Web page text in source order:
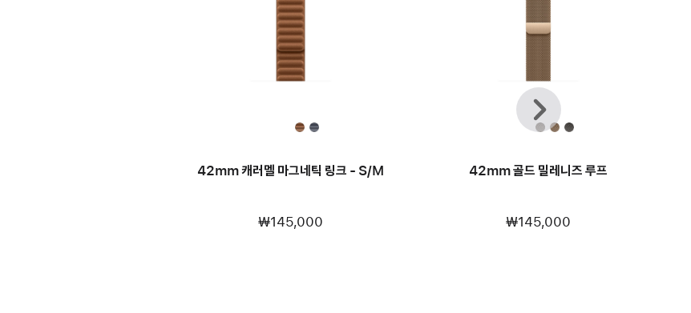
42mm 캐러멜 마그네틱 링크 - S/M
₩145,000
42mm 골드 밀레니즈 루프
₩145,000
이전
다음